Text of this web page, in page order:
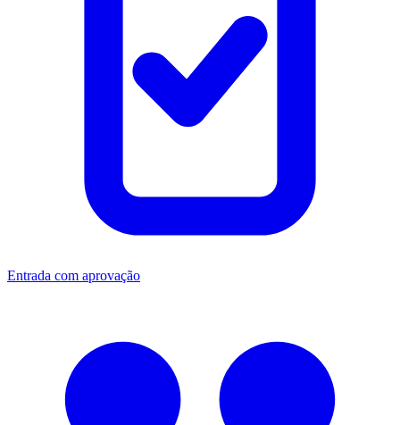
Entrada com aprovação